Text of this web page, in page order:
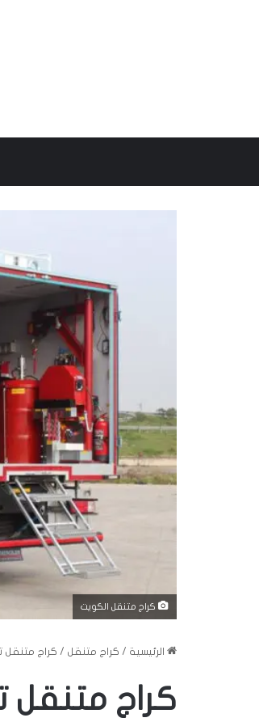
كراج متنقل الكويت
الرئيسية / كراج متنقل / كراج متنقل
كراج متنقل